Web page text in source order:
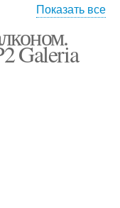
Показать все
Galeria